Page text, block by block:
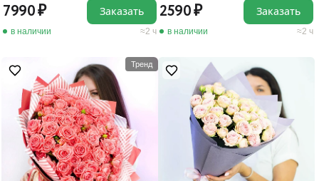
7990
в наличии 2 ч
Заказать 2590
в наличии 2 ч
Заказать
Тренд